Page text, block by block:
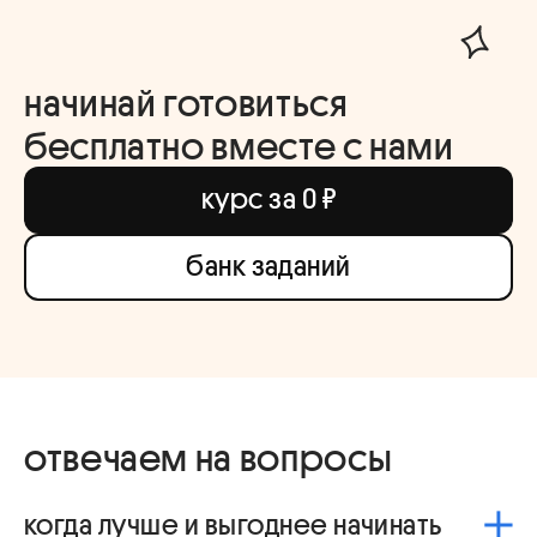
начинай готовиться
бесплатно вместе с нами
курс за 0 ₽
банк заданий
отвечаем на вопросы
когда лучше и выгоднее начинать